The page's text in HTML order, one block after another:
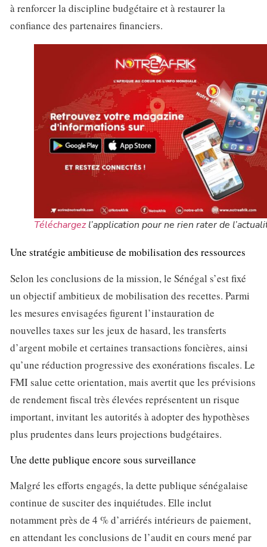
à renforcer la discipline budgétaire et à restaurer la
confiance des partenaires financiers.
Téléchargezl’application pour ne rien rater de
Une stratégie ambitieuse de mobilisation des ressources
Selon les conclusions de la mission, le Sénégal s’est fixé
un objectif ambitieux de mobilisation des recettes. Parmi
les mesures envisagées figurent l’instauration de
nouvelles taxes sur les jeux de hasard, les transferts
d’argent mobile et certaines transactions foncières, ainsi
qu’une réduction progressive des exonérations fiscales. Le
FMI salue cette orientation, mais avertit que les prévisions
de rendement fiscal très élevées représentent un risque
important, invitant les autorités à adopter des hypothèses
plus prudentes dans leurs projections budgétaires.
Une dette publique encore sous surveillance
Malgré les efforts engagés, la dette publique sénégalaise
continue de susciter des inquiétudes. Elle inclut
notamment près de 4 % d’arriérés intérieurs de paiement,
en attendant les conclusions de l’audit en cours mené par